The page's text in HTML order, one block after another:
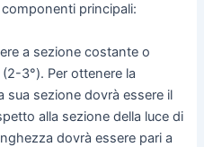
principali:
a sezione costante o
3°). Per ottenere la
sua sezione dovrà essere il
alla sezione della luce di
dovrà essere pari a